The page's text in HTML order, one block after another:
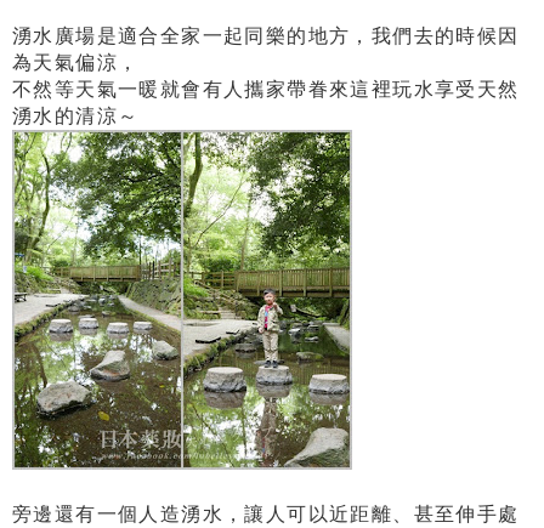
湧水廣場是適合全家一起同樂的地方，我們去的時候因
為天氣偏涼，
不然等天氣一暖就會有人攜家帶眷來這裡玩水享受天然
湧水的清涼～
旁邊還有一個人造湧水，讓人可以近距離、甚至伸手處